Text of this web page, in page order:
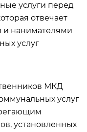
услуги перед
отвечает
и нанимателями
услуг
МКД
услуг
установленных